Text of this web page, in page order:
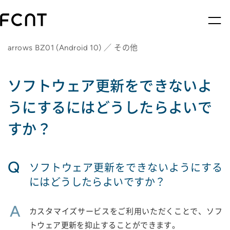
arrows BZ01 (Android 10) ／ その他
ソフトウェア更新をできないよ
うにするにはどうしたらよいで
すか？
Q
ソフトウェア更新をできないようにする
にはどうしたらよいですか？
A
カスタマイズサービスをご利用いただくことで、ソフ
トウェア更新を抑止することができます。